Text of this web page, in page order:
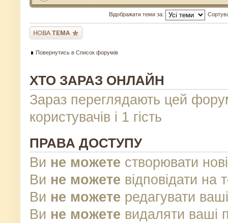
Відображати теми за:
Створити нову тему
Повернутись в Список форумів
ХТО ЗАРАЗ ОНЛАЙН
Зараз переглядають цей
користувачів і 1 гість
ПРАВА ДОСТУПУ
Ви не можете створювати
Ви не можете відповідати
Ви не можете редагувати
Ви не можете видаляти ваші